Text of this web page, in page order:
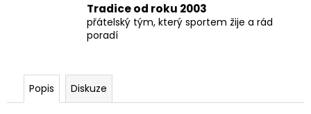
Tradice od roku 2003
přátelský tým, který sportem žije a rád
poradí
Popis Diskuze